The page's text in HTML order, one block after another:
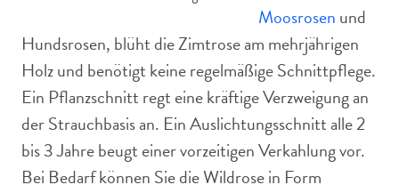
Moosrosen und
Hundsrosen, blüht die Zimtrose am mehrjährigen
Holz und benötigt keine regelmäßige Schnittpflege.
Ein Pflanzschnitt regt eine kräftige Verzweigung an
der Strauchbasis an. Ein Auslichtungsschnitt alle 2
bis 3 Jahre beugt einer vorzeitigen Verkahlung vor.
Bei Bedarf können Sie die Wildrose in Form